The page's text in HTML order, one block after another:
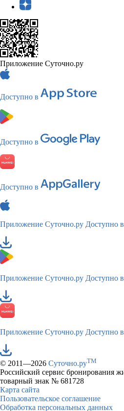
Приложение Суточно.ру
Доступно в
Доступно в
Доступно в
Приложение Суточно.ру Доступно
Приложение Суточно.ру Доступно
Приложение Суточно.ру Доступно
© 2011—2026 Суточно.руTM
Российский сервис бронирования
товарный знак № 681728
Карта сайта
Пользовательское соглашение
Обработка персональных данных